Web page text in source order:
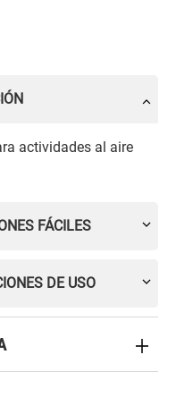
actividades al aire
FÁCILES
DE USO